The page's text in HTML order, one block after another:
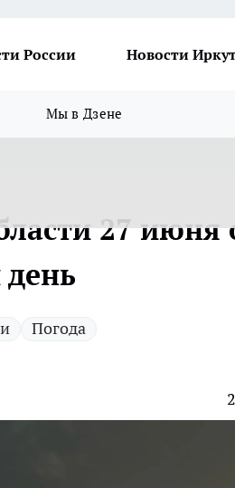
России Новости
Мы в Дзене
27
Погода